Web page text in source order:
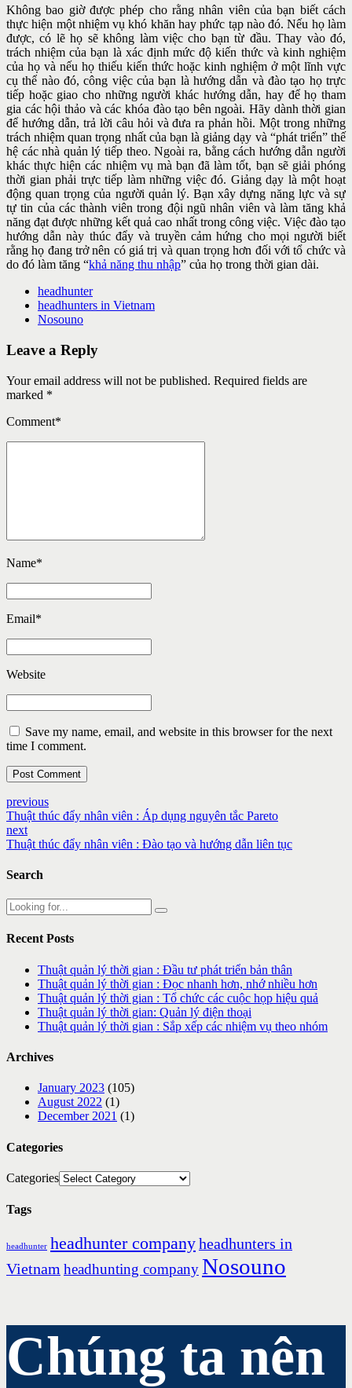
Không bao giờ được phép cho rằng nhân viên của bạn biết cách
thựchiện một nhiệm vụ khó khăn hay phức tạp nào đó. Nếu họ làm
được, có lẽ họ sẽ không làm việc cho bạn từ đầu. Thay vào đó,
trách nhiệm củabạn là xác định mức độ kiến thức và kinh nghiệm
của họ và nếu họ thiếu kiến thức hoặc kinh nghiệm ở một lĩnh vực
cụ thể nào đó, công việc củabạn là hướng dẫn và đào tạo họ trực
tiếp hoặc giao cho những người khác hướng dẫn, hay để họ tham
gia các hội thảo và các khóa đào tạo bên ngoài. Hãy dành thời gian
để hướng dẫn, trả lời câu hỏi và đưa raphản hồi. Một trong những
trách nhiệm quan trọng nhất của bạn là giảng dạy và “phát triển” thế
hệ các nhà quản lý tiếp theo. Ngoài ra, bằng cách hướng dẫn người
khác thực hiện các nhiệm vụ mà bạn đã làmtốt, bạn sẽ giải phóng
thời gian phải trực tiếp làm những việc đó. Giảngdạy là một hoạt
động quan trọng của người quản lý. Bạn xây dựng năng lực và sự
tự tin của các thành viên trong đội ngũ nhân viên và làm tăng khả
năng đạt được những kết quả cao nhất trong công việc. Việc đào tạo
hướng dẫn này thúc đẩy và truyền cảm hứng cho mọi người biết
rằng họ đang trở nên có giá trị và quan trọng hơn đối với tổ chức và
do đó làm tăng “khả năng thu nhập” của họ trong thời gian dài.
headhunter
headhunters in Vietnam
Nosouno
Leave a Reply
Your email address will not be published. Required fields are
marked *
Comment*
Name*
Email*
Website
Save my name, email, and website in this browser for the next
time I comment.
Post Comment
previous
Thuật thúc đẩy nhân viên : Áp dụng nguyên tắc Pareto
next
Thuật thúc đẩy nhân viên : Đào tạo và hướng dẫn liên tục
Search
Recent Posts
Thuật quản lý thời gian : Đầu tư phát triển bản thân
Thuật quản lý thời gian : Đọc nhanh hơn, nhớ nhiều hơn
Thuật quản lý thời gian : Tổ chức các cuộc họp hiệu quả
Thuật quản lý thời gian: Quản lý điện thoại
Thuật quản lý thời gian : Sắp xếp các nhiệm vụ theo nhóm
Archives
January 2023 (105)
August 2022 (1)
December 2021 (1)
Categories
Categories
Tags
headhunter headhunter companyheadhunters in
Vietnam headhunting companyNosouno
Chúng ta nên